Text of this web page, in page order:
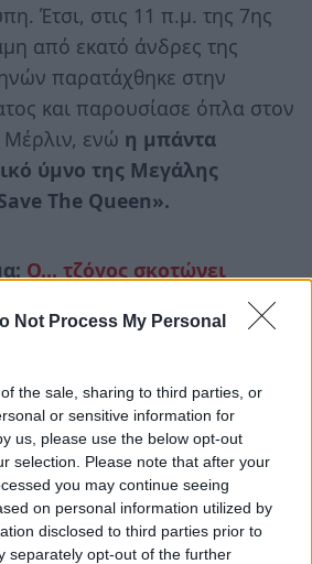
Not Process My Personal
the sale, sharing to third parties, or
or sensitive information for
us, please use the below opt-out
selection. Please note that after your
you may continue seeing
on personal information utilized by
disclosed to third parties prior to
separately opt-out of the further
Έτσι, στις 11 π.μ. της 7ης
από εκατό άνδρες της
παρατάχθηκε στην
και παρουσίασε όπλα στον
ενώ η μπάντα
ύμνο της Μεγάλης
The Queen».
Ο... τζόγος σκοτώνει
Θεόδωρο Δηλιγιάννη
της Ελλάδας
οργή και όξυνε τις
αντιπολίτευσης
επίσπευσε την πτώση
, που έτσι κι αλλιώς
στον τοίχο, εξαιτίας της
της.